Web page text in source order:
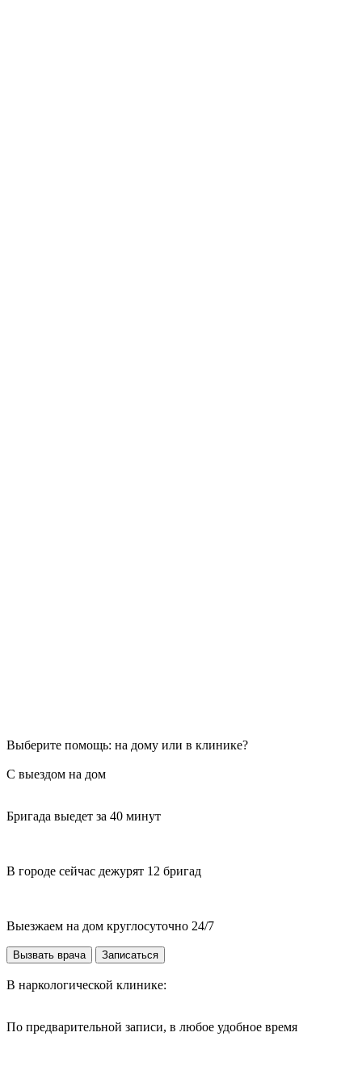
Выберите помощь: на дому или в клинике?
С выездом на дом
Бригада выедет за 40 минут
В городе сейчас дежурят 12 бригад
Выезжаем на дом круглосуточно 24/7
Вызвать врача Записаться
В наркологической клинике:
По предварительной записи, в любое удобное время